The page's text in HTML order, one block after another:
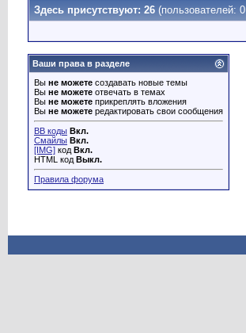
Здесь присутствуют: 26 (пользователей:
Ваши права в разделе
Вы не можете создавать новые темы
Вы не можете отвечать в темах
Вы не можете прикреплять вложения
Вы не можете редактировать свои сообщения
BB коды Вкл.
Смайлы Вкл.
[IMG] код Вкл.
HTML код Выкл.
Правила форума